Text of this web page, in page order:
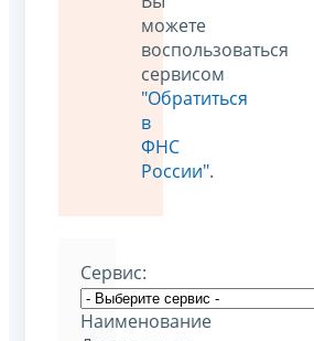
можете
воспользоваться
сервисом
"Обратиться
в
ФНС
России".
Cервис:
Наименование